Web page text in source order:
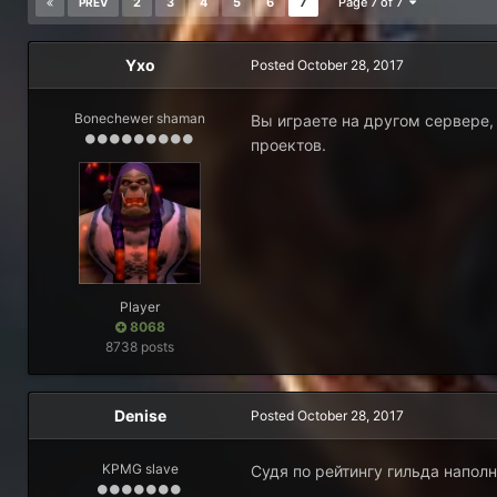
Yxo
Bonechewer shaman
Player
8068
8738 posts
Posted October 28, 2017
Вы играете на другом
проектов.
Denise
KPMG slave
Posted October 28, 2017
Судя по рейтингу гильда